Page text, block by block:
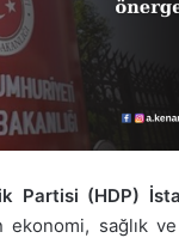
Partisi (HDP)
ekonomi, sağlık